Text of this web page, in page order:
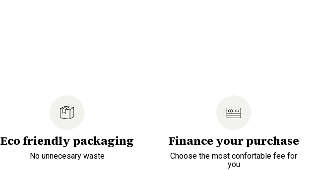
Eco friendly packaging
No unnecesary waste
Finance your purchase
Choose the most confortable fee for
you